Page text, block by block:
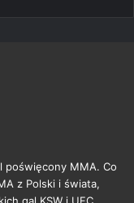
poświęcony MMA. Co
z Polski i świata,